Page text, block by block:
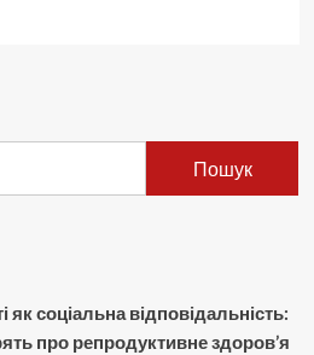
Пошук
соціальна відповідальність:
про репродуктивне здоров’я